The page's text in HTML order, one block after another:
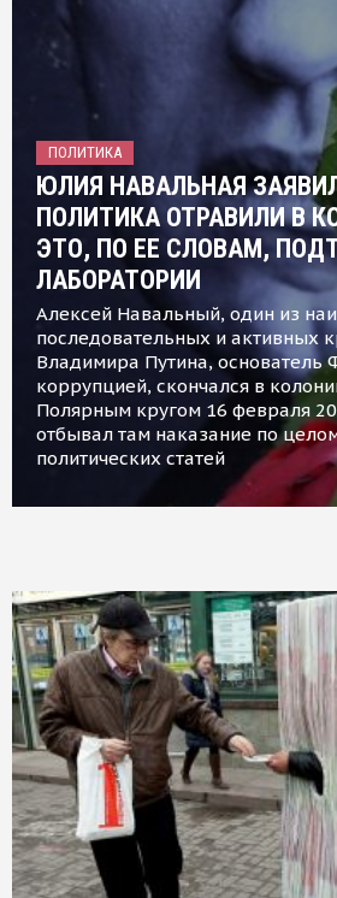
ПОЛИТИКА
ЮЛИЯ НАВАЛЬНАЯ
ПОЛИТИКА ОТРАВИЛИ В
ЭТО, ПО ЕЕ СЛОВАМ,
ЛАБОРАТОРИИ
Алексей Навальный, один из
последовательных и активных
Владимира Путина, основатель
коррупцией, скончался в
Полярным кругом 16 февраля
отбывал там наказание по
политических статей